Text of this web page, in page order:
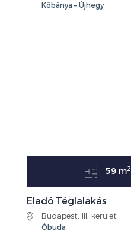
Kőbánya – Újhegy
59 m2
Eladó Téglalakás
Budapest, III. kerület
Óbuda